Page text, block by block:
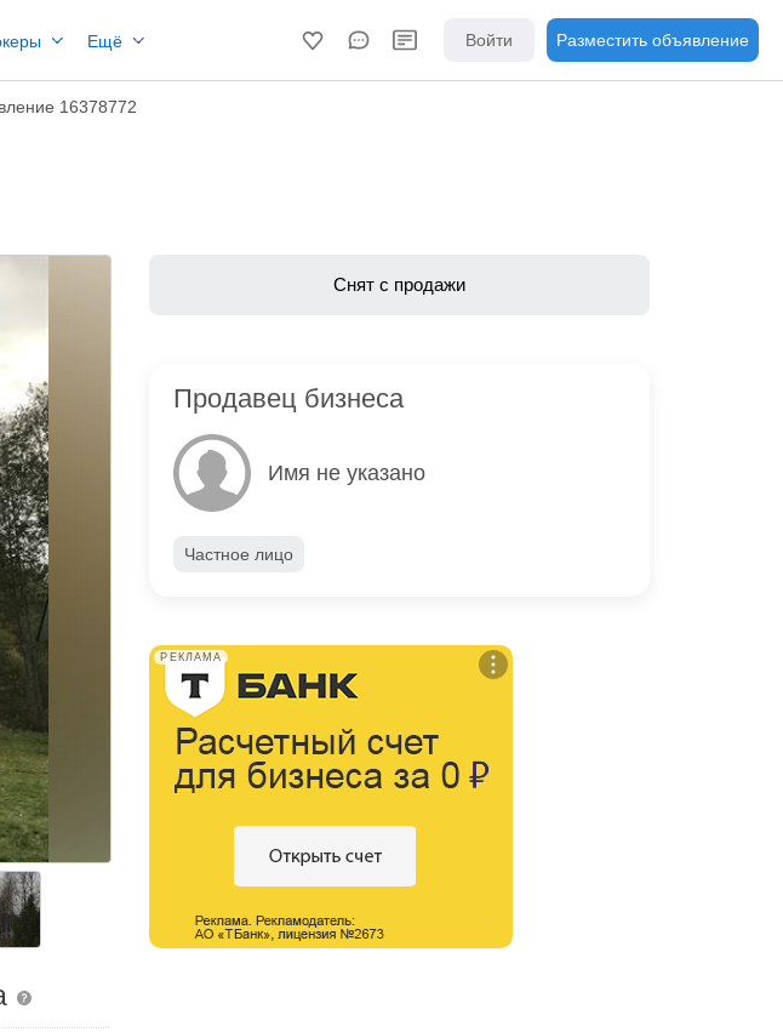
Ещё Войти Разместить объявление
16378772
Снят с продажи
Продавец бизнеса
Имя не указано
Частное лицо
РЕКЛАМА